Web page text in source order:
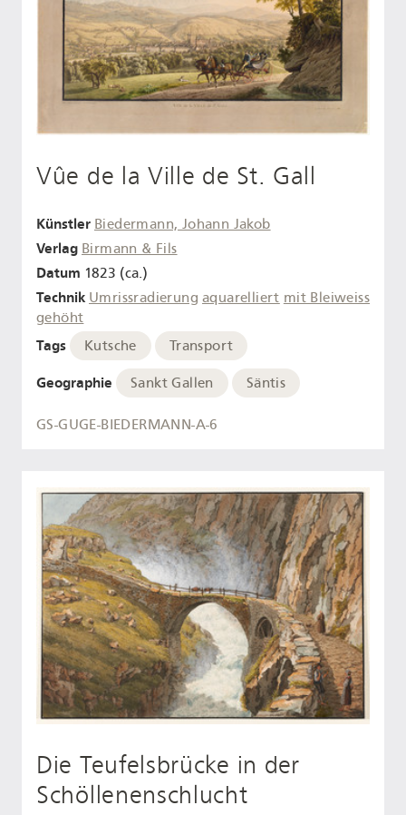
Vûe de la Ville de St. Gall
Künstler Biedermann, Johann Jakob
Verlag Birmann & Fils
Datum 1823 (ca.)
Technik Umrissradierung aquarelliert mit Bleiweiss
gehöht
Tags Kutsche Transport
Geographie Sankt Gallen Säntis
GS-GUGE-BIEDERMANN-A-6
Die Teufelsbrücke in der
Schöllenenschlucht